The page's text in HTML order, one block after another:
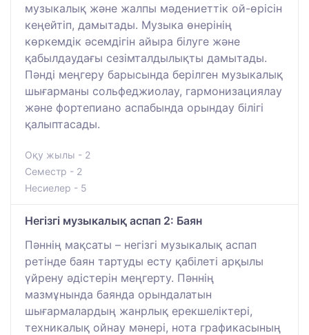
музыкалық және жалпы мәдениеттік ой-өрісін
кеңейтіп, дамытады. Музыка өнерінің
көркемдік әсемдігін айыра білуге және
қабылдаудағы сезімталдылықты дамытады.
Пәнді меңгеру барысында берiлген музыкалық
шығарманы сольфеджиолау, гармонизациялау
және фортепиано аспабында орындау білігі
қалыптасады.
Оқу жылы - 2
Семестр - 2
Несиелер - 5
Негізгі музыкалық аспап 2: Баян
Пәннің мақсаты – негізгі музыкалық аспап
ретінде баян тартуды есту қабілеті арқылы
үйрену әдістерін меңгерту. Пәннің
мазмұнында баянда орындалатын
шығармалардың жанрлық ерекшеліктері,
техникалық ойнау мәнері, нота графикасының